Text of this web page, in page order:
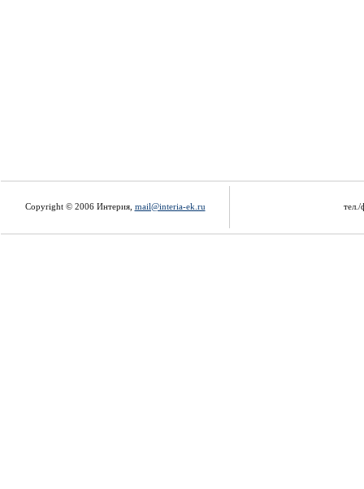
Copyright © 2006 Интерия, mail@interia-ek.ru